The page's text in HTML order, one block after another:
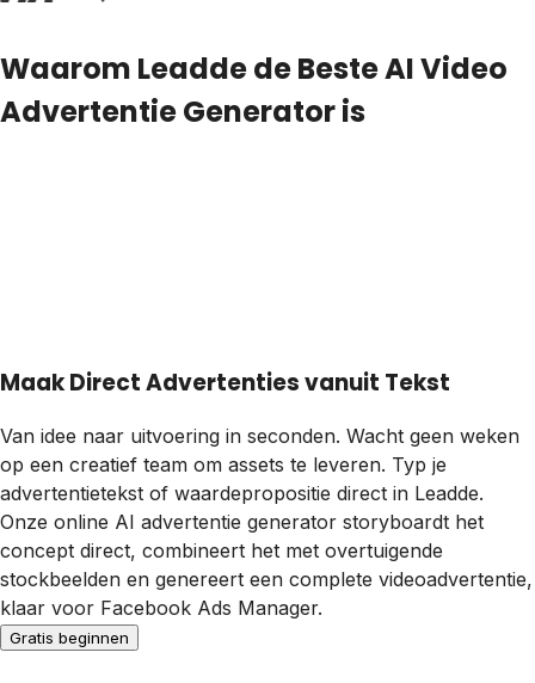
Waarom Leadde de Beste AI Video
Advertentie Generator is
Maak Direct Advertenties vanuit Tekst
Van idee naar uitvoering in seconden. Wacht geen weken
op een creatief team om assets te leveren. Typ je
advertentietekst of waardepropositie direct in Leadde.
Onze online AI advertentie generator storyboardt het
concept direct, combineert het met overtuigende
stockbeelden en genereert een complete videoadvertentie,
klaar voor Facebook Ads Manager.
Gratis beginnen